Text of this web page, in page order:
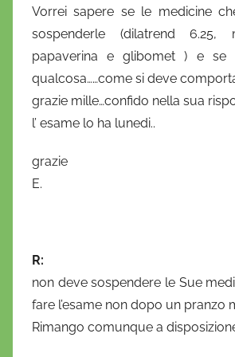
D
O
Vorrei sapere se le medicine
sospenderle (dilatrend 6.25,
papaverina e glibomet ) e se
qualcosa……come si deve
grazie mille…confido nella sua
l’ esame lo ha lunedi..
grazie
E.
R:
non deve sospendere le Sue
fare l’esame non dopo un pranzo
Rimango comunque a